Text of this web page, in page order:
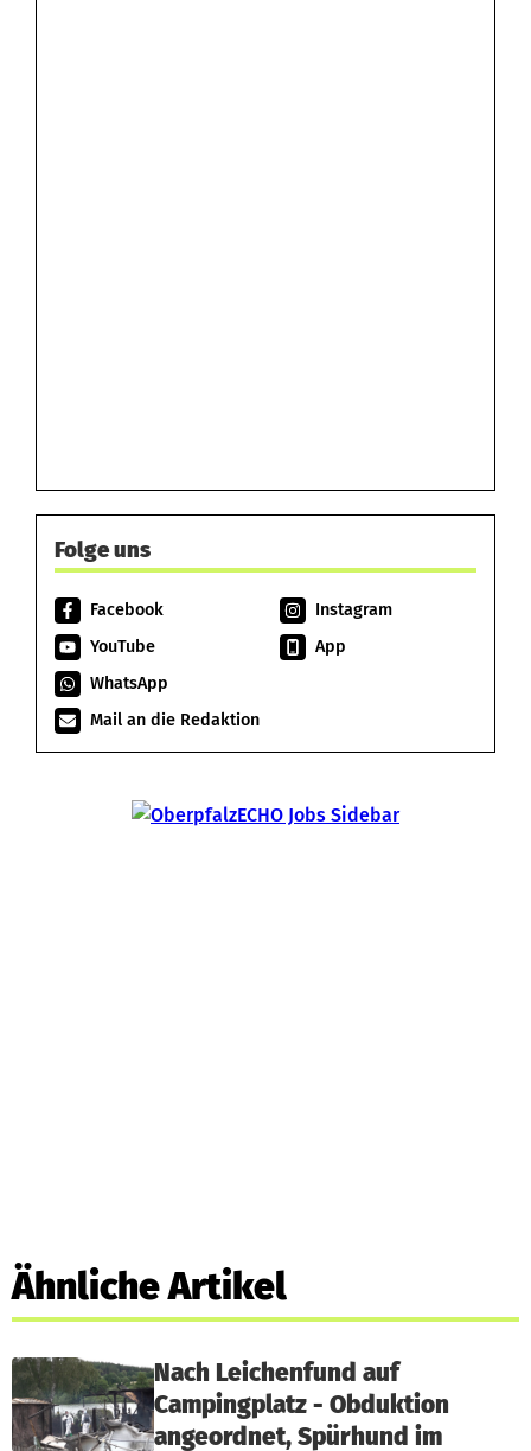
Folge uns
Facebook
Instagram
YouTube
App
WhatsApp
Mail an die Redaktion
Ähnliche Artikel
Nach Leichenfund auf
Campingplatz - Obduktion
angeordnet, Spürhund im